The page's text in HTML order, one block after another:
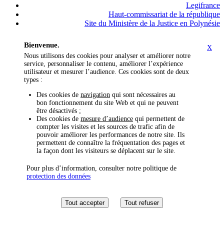
Legifrance
Haut-commissariat de la république
Site du Ministère de la Justice en Polynésie
X
Bienvenue.
Nous utilisons des cookies pour analyser et améliorer notre
service, personnaliser le contenu, améliorer l’expérience
utilisateur et mesurer l’audience. Ces cookies sont de deux
types :
Des cookies de navigation qui sont nécessaires au
bon fonctionnement du site Web et qui ne peuvent
être désactivés ;
Des cookies de mesure d’audience qui permettent de
compter les visites et les sources de trafic afin de
pouvoir améliorer les performances de notre site. Ils
permettent de connaître la fréquentation des pages et
la façon dont les visiteurs se déplacent sur le site.
Pour plus d’information, consulter notre politique de
protection des données
Tout accepter Tout refuser